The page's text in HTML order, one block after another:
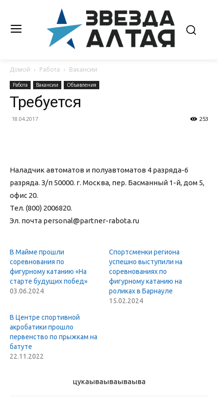
Домой Работа Вакансии
Работа Вакансии Объявления
Требуется
18.04.2017 253
Наладчик автоматов и полуавтоматов 4 разряда-6
разряда. З/п 50000. г. Москва, пер. Басманный 1-й, дом 5,
офис 20.
Тел. (800) 2006820.
Эл. почта personal@partner-rabota.ru
В Майме прошли
соревнования по
фигурному катанию «На
старте будущих побед»
03.06.2024
Спортсменки региона
успешно выступили на
соревнованиях по
фигурному катанию на
роликах в Барнауле
15.02.2024
В Центре спортивной
акробатики прошло
первенство по прыжкам на
батуте
22.11.2022
цукаываываываыва